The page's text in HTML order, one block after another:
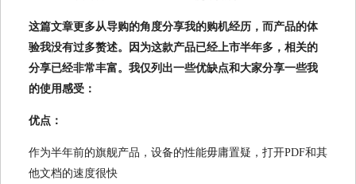
这篇文章更多从导购的角度分享我的购机经历，而产品的体
验我没有过多赘述。因为这款产品已经上市半年多，相关的
分享已经非常丰富。我仅列出一些优缺点和大家分享一些我
的使用感受：
优点：
作为半年前的旗舰产品，设备的性能毋庸置疑，打开PDF和其
他文档的速度很快